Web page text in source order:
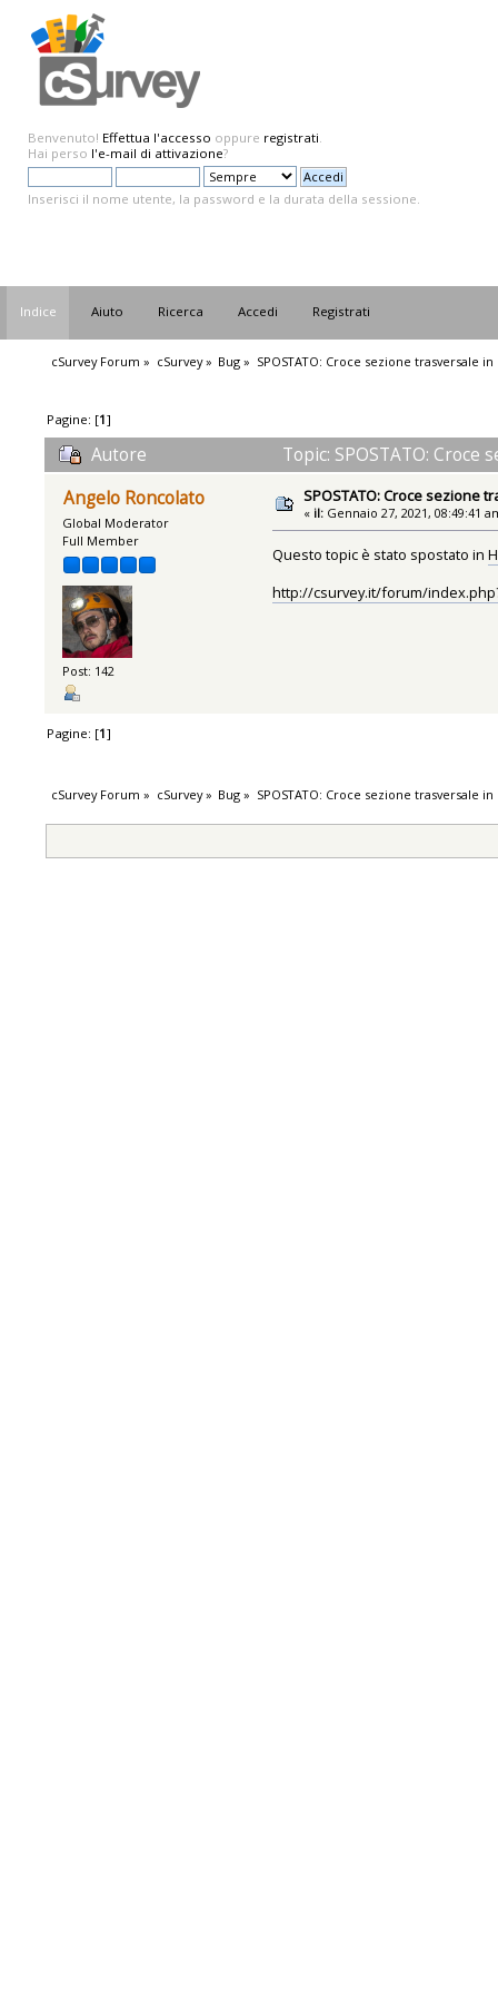
Benvenuto! Effettua l'accesso oppure registrati.
Hai perso l'e-mail di attivazione?
Inserisci il nome utente, la password e la durata della sessione.
Indice Aiuto Ricerca Accedi Registrati
cSurvey Forum » cSurvey» Bug » SPOSTATO: Croce sezione trasversale
Pagine: [1]
Autore
Topic: SPOSTATO:
Angelo Roncolato
Global Moderator
Full Member
Post: 142
SPOSTATO: Croce sezione
« il: Gennaio 27, 2021, 08:49:41
Questo topic è stato spostato in
http://csurvey.it/forum/
Pagine: [1]
cSurvey Forum » cSurvey» Bug » SPOSTATO: Croce sezione trasversale